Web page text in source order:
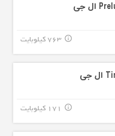
763 کیلوبایت info_outline
171 کیلوبایت info_outline